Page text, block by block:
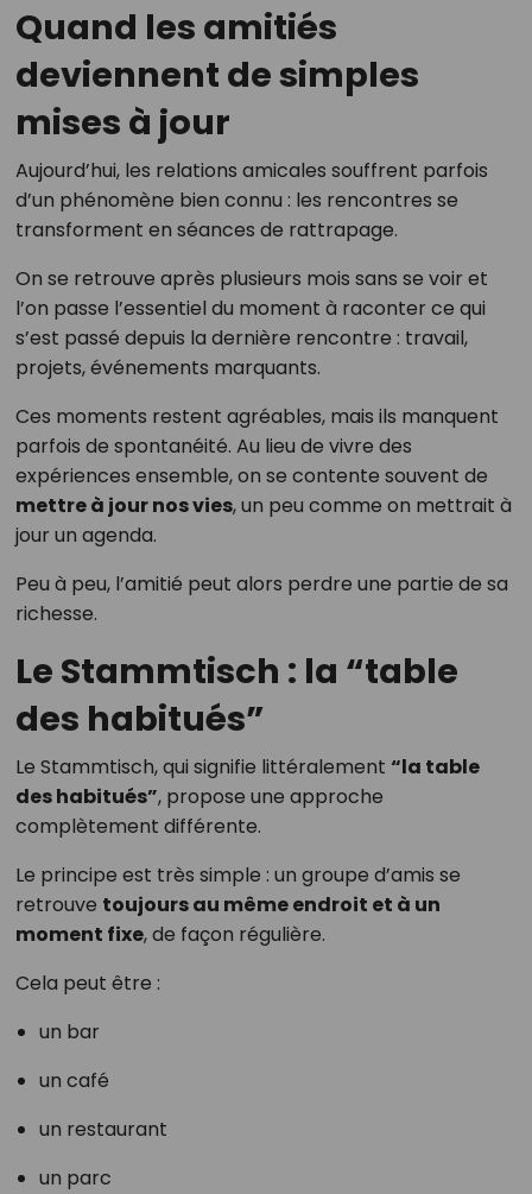
Quand les amitiés
deviennent de simples
mises à jour
Aujourd’hui, les relations amicales souffrent parfois
d’un phénomène bien connu : les rencontres se
transforment en séances de rattrapage.
On se retrouve après plusieurs mois sans se voir et
l’on passe l’essentiel du moment à raconter ce qui
s’est passé depuis la dernière rencontre : travail,
projets, événements marquants.
Ces moments restent agréables, mais ils manquent
parfois de spontanéité. Au lieu de vivre des
expériences ensemble, on se contente souvent de
mettre à jour nos vies, un peu comme on mettrait à
jour un agenda.
Peu à peu, l’amitié peut alors perdre une partie de sa
richesse.
Le Stammtisch : la “table
des habitués”
Le Stammtisch, qui signifie littéralement “la table
des habitués”, propose une approche
complètement différente.
Le principe est très simple : un groupe d’amis se
retrouve toujours au même endroit et à un
moment fixe, de façon régulière.
Cela peut être :
un bar
un café
un restaurant
un parc